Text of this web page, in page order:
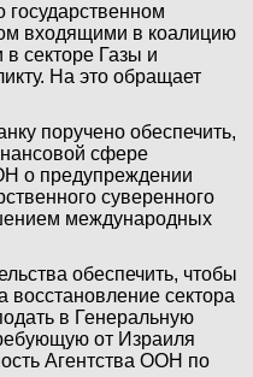
государственном
входящими в коалицию
секторе Газы и
На это обращает
поручено обеспечить,
сфере
о предупреждении
суверенного
международных
обеспечить, чтобы
восстановление сектора
в Генеральную
от Израиля
Агентства ООН по